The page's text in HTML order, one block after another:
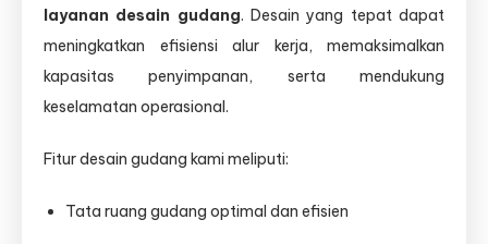
layanan desain gudang. Desain yang tepat dapat
meningkatkan efisiensi alur kerja, memaksimalkan
kapasitas penyimpanan, serta mendukung
keselamatan operasional.
Fitur desain gudang kami meliputi:
Tata ruang gudang optimal dan efisien